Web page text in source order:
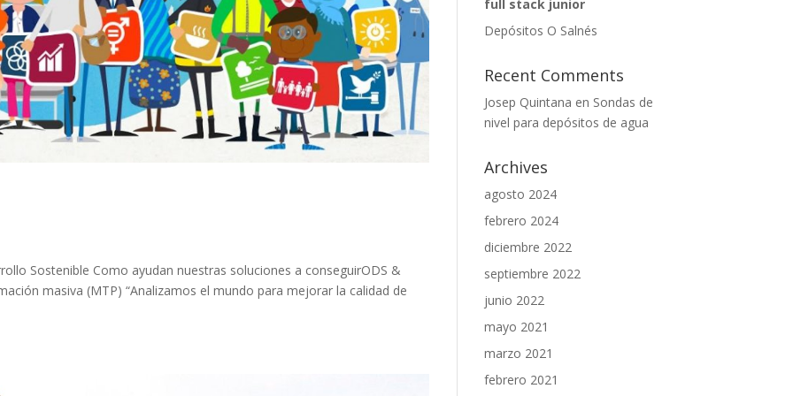
Sostenible Como ayudan nuestras soluciones a conseguirODS &
masiva (MTP) “Analizamos el mundo para mejorar la calidad de
full stack junior
Depósitos O Salnés
Recent Comments
Josep Quintana en Sondas de
nivel para depósitos de agua
Archives
agosto 2024
febrero 2024
diciembre 2022
septiembre 2022
junio 2022
mayo 2021
marzo 2021
febrero 2021